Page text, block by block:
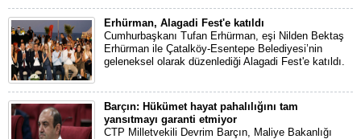
Erhürman, Alagadi Fest'e katıldı
Cumhurbaşkanı Tufan Erhürman, eşi Nilden Bektaş
Erhürman ile Çatalköy-Esentepe Belediyesi’nin
geleneksel olarak düzenlediği Alagadi Fest'e katıldı.
Barçın: Hükümet hayat pahalılığını tam
yansıtmayı garanti etmiyor
CTP Milletvekili Devrim Barçın, Maliye Bakanlığı